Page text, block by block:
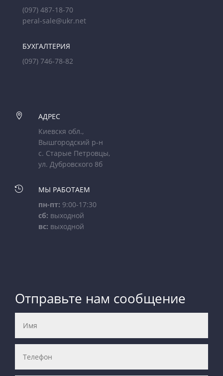
(097) 487-18-70
peral-sale@ukr.net
БУХГАЛТЕРИЯ
(097) 746-78-82

АДРЕС
Киевскя обл.,
Вышгородский р-н
с. Старые Петровцы,
ул. Дубровского 8б

МЫ РАБОТАЕМ
пн-пт: 9:00-17:30
сб: выходной
вс: выходной
Отправьте нам сообщение